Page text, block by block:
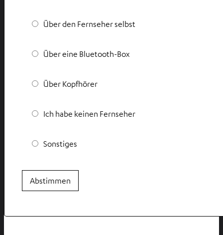
Über den Fernseher selbst
Über eine Bluetooth-Box
Über Kopfhörer
Ich habe keinen Fernseher
Sonstiges
Abstimmen